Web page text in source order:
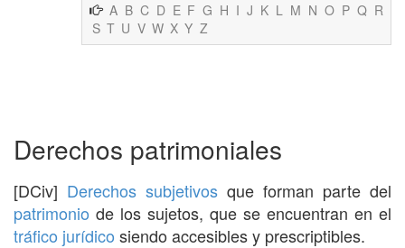
A B C D E F G H I J K L M N O P Q R
S T U V W X Y Z
Derechos patrimoniales
[DCiv] Derechos subjetivos que forman parte del
patrimonio de los sujetos, que se encuentran en el
tráfico jurídico siendo accesibles y prescriptibles.